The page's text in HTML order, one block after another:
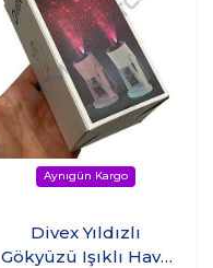
Divex Yıldızlı
Gökyüzü Işıklı Hava